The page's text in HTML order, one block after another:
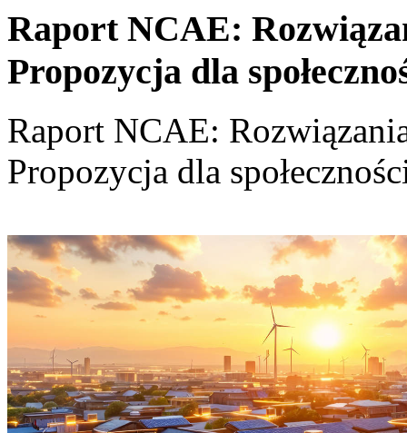
Raport NCAE:
Propozycja dla
Raport NCAE:
Propozycja dla